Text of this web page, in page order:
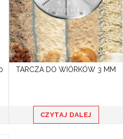
TARCZA DO WIÓRKÓW 3 MM
CZYTAJ DALEJ